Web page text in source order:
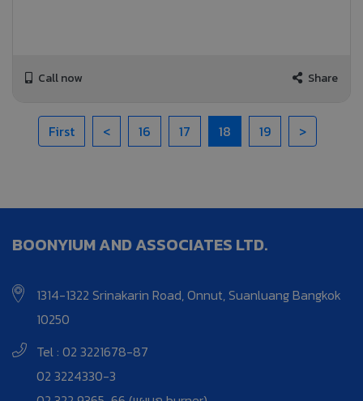
Call now Share
First < 16 17 18 19 >
BOONYIUM AND ASSOCIATES LTD.
1314-1322 Srinakarin Road, Onnut, Suanluang Bangkok
10250
Tel : 02 3221678-87
02 3224330-3